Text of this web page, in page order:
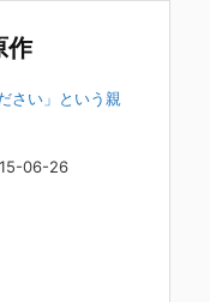
[...]
では、先月ま
ース19 奴隷化
は、最終話をコ
作
さい」という親
06-26